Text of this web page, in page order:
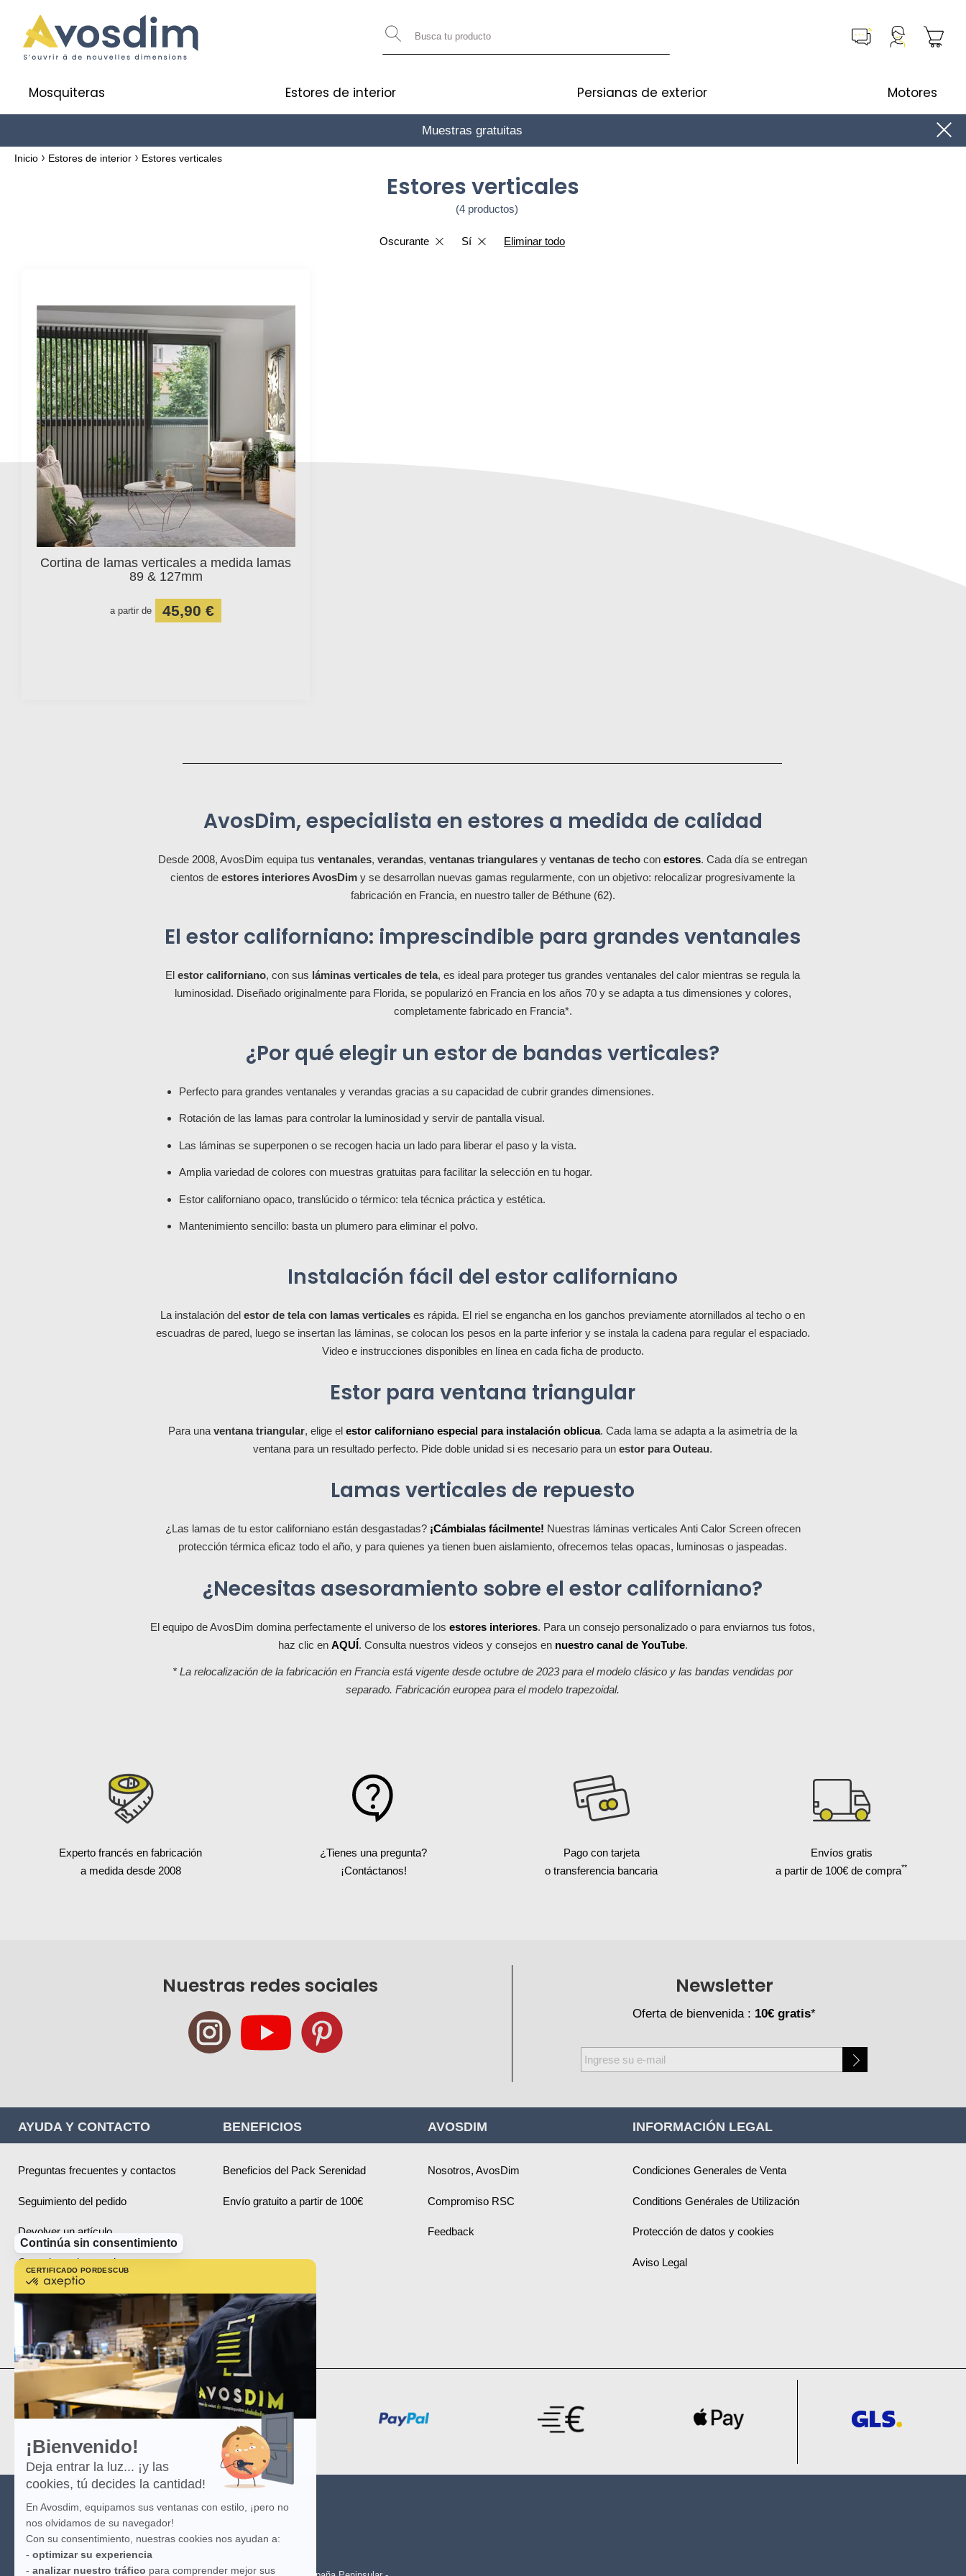
CERTIFICADO PORDESCUBRE MÁS SOBRE
Axeptio
-
Más
información
sobre
Axeptio
¡Bienvenido!
Deja entrar la luz... ¡y las
cookies, tú decides la cantidad!
En Avosdim, equipamos sus ventanas con estilo, ¡pero no
nos olvidamos de su navegador!
Con su consentimiento, nuestras cookies nos ayudan a:
- optimizar su experiencia
- analizar nuestro tráfico para comprender mejor sus
Continúa sin consentimiento
Mosquiteras Estores de interior Persianas de exterior Motores
Muestras gratuitas
Inicio Estores de interior Estores verticales
Estores verticales
(4 productos)
Oscurante Sí Eliminar todo
Cortina de lamas verticales a medida lamas
89 & 127mm
a partir de 45,90 €
AvosDim, especialista en estores a medida de calidad
Desde 2008, AvosDim equipa tusventanales,verandas,ventanas triangulares yventanas de techo conestores. Cada día se entregan
cientos deestores interiores AvosDim y se desarrollan nuevas gamas regularmente, con un objetivo: relocalizar progresivamente la
fabricación en Francia, en nuestro taller de Béthune (62).
El estor californiano: imprescindible para grandes ventanales
Elestor californiano, con sus láminas verticales de tela, es ideal para proteger tus grandes ventanales del calor mientras se regula la
luminosidad. Diseñado originalmente para Florida, se popularizó en Francia en los años 70 y se adapta a tus dimensiones y colores,
completamente fabricado en Francia*.
¿Por qué elegir un estor de bandas verticales?
Perfecto para grandes ventanales y verandas gracias a su capacidad de cubrir grandes dimensiones.
Rotación de las lamas para controlar la luminosidad y servir de pantalla visual.
Las láminas se superponen o se recogen hacia un lado para liberar el paso y la vista.
Amplia variedad de colores con muestras gratuitas para facilitar la selección en tu hogar.
Estor californiano opaco, translúcido o térmico: tela técnica práctica y estética.
Mantenimiento sencillo: basta un plumero para eliminar el polvo.
Instalación fácil del estor californiano
La instalación delestor de tela con lamas verticales es rápida. El riel se engancha en los ganchos previamente atornillados al techo o en
escuadras de pared, luego se insertan las láminas, se colocan los pesos en la parte inferior y se instala la cadena para regular el espaciado.
Video e instrucciones disponibles en línea en cada ficha de producto.
Estor para ventana triangular
Para unaventana triangular, elige elestor californiano especial para instalación oblicua. Cada lama se adapta a la asimetría de la
ventana para un resultado perfecto. Pide doble unidad si es necesario para unestor para Outeau.
Lamas verticales de repuesto
¿Las lamas de tu estor californiano están desgastadas? ¡Cámbialas fácilmente! Nuestras láminas verticales Anti Calor Screen ofrecen
protección térmica eficaz todo el año, y para quienes ya tienen buen aislamiento, ofrecemos telas opacas, luminosas o jaspeadas.
¿Necesitas asesoramiento sobre el estor californiano?
El equipo de AvosDim domina perfectamente el universo de losestores interiores. Para un consejo personalizado o para enviarnos tus fotos,
haz clic en AQUÍ. Consulta nuestros videos y consejos en nuestro canal de YouTube.
* La relocalización de la fabricación en Francia está vigente desde octubre de 2023 para el modelo clásico y las bandas vendidas por
separado. Fabricación europea para el modelo trapezoidal.
Experto francés en fabricación
a medida desde 2008
¿Tienes una pregunta?
¡Contáctanos!
Pago con tarjeta
o transferencia bancaria
Envíos gratis
a partir de 100€ de compra**
Nuestras redes sociales Newsletter
Oferta de bienvenida : 10€ gratis*
Inscríbase
a
boletín
noticias:
AYUDA Y CONTACTO
Preguntas frecuentes y contactos
Seguimiento del pedido
Devolver un artículo
Consejos sobre productos
Informaciones prácticas
Mapa del sitio
BENEFICIOS
Beneficios del Pack Serenidad
Envío gratuito a partir de 100€
AVOSDIM
Nosotros, AvosDim
Compromiso RSC
Feedback
INFORMACIÓN LEGAL
Condiciones Generales de Venta
Conditions Genérales de Utilización
Protección de datos y cookies
Aviso Legal
AVOSDIM
(*) Ver las condiciones de la oferta haciendo clic